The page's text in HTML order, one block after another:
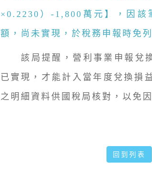
×0.2230）-1,800萬元】，因該
額，尚未實現，於稅務申報時免
該局提醒，營利事業申報兌
已實現，才能計入當年度兌換損
之明細資料供國稅局核對，以免
回到列表